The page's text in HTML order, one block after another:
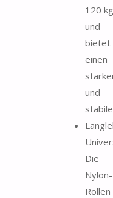
120 kg
und
bietet
einen
und
Die
Nylon-
Rollen